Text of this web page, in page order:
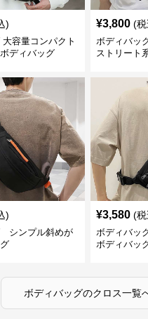
)
容量コンパクト
ディバッグ
¥3,800 (
ボディバッ
ストリート
)
シンプル斜めが
¥3,580 (
ボディバッ
ボディバッ
ボディバッグのクロス一覧